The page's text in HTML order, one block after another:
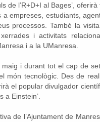
de l’R+D+I al Bages’,
empreses, estudiants,
processos. També la
i activitats
i a la UManresa.
i durant tot el cap de
món tecnològic. Des de
el popular divulgador
a Einstein’.
de l’Ajuntament de